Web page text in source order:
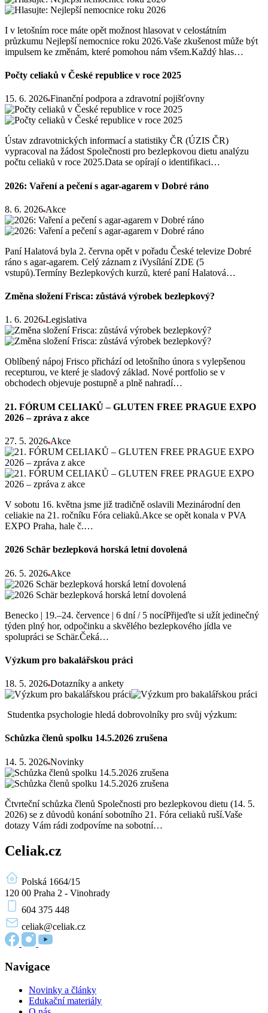
I v letošním roce máte opět možnost hlasovat v celostátním
průzkumu Nejlepší nemocnice roku 2026.Vaše zkušenost může být
impulsem ke změnám, které pomohou nám všem.Každý hlas…
Počty celiaků v České republice v roce 2025
15. 6. 2026 Finanční podpora a zdravotní pojišťovny
Ústav zdravotnických informací a statistiky ČR (ÚZIS ČR)
vypracoval na žádost Společnosti pro bezlepkovou dietu analýzu
počtu celiaků v roce 2025.Data se opírají o identifikaci…
2026: Vaření a pečení s agar-agarem v Dobré ráno
8. 6. 2026 Akce
Paní Halatová byla 2. června opět v pořadu České televize Dobré
ráno s agar-agarem. Celý záznam z iVysílání ZDE (5
vstupů).Termíny Bezlepkových kurzů, které paní Halatová…
Změna složení Frisca: zůstává výrobek bezlepkový?
1. 6. 2026 Legislativa
Oblíbený nápoj Frisco přichází od letošního února s vylepšenou
recepturou, ve které je sladový základ. Nové portfolio se v
obchodech objevuje postupně a plně nahradí…
21. FÓRUM CELIAKŮ – GLUTEN FREE PRAGUE EXPO
2026 – zpráva z akce
27. 5. 2026 Akce
V sobotu 16. května jsme již tradičně oslavili Mezinárodní den
celiakie na 21. ročníku Fóra celiaků.Akce se opět konala v PVA
EXPO Praha, hale č.…
2026 Schär bezlepková horská letní dovolená
26. 5. 2026 Akce
Benecko | 19.–24. července | 6 dní / 5 nocíPřijeďte si užít jedinečný
týden plný hor, odpočinku a skvělého bezlepkového jídla ve
spolupráci se Schär.Čeká…
Výzkum pro bakalářskou práci
18. 5. 2026 Dotazníky a ankety
Studentka psychologie hledá dobrovolníky pro svůj výzkum:
Schůzka členů spolku 14.5.2026 zrušena
14. 5. 2026 Novinky
Čtvrteční schůzka členů Společnosti pro bezlepkovou dietu (14. 5.
2026) se z důvodů konání sobotního 21. Fóra celiaků ruší.Vaše
dotazy Vám rádi zodpovíme na sobotní…
Celiak.cz
Polská 1664/15
120 00 Praha 2 - Vinohrady
604 375 448
celiak@celiak.cz
Navigace
Novinky a články
Edukační materiály